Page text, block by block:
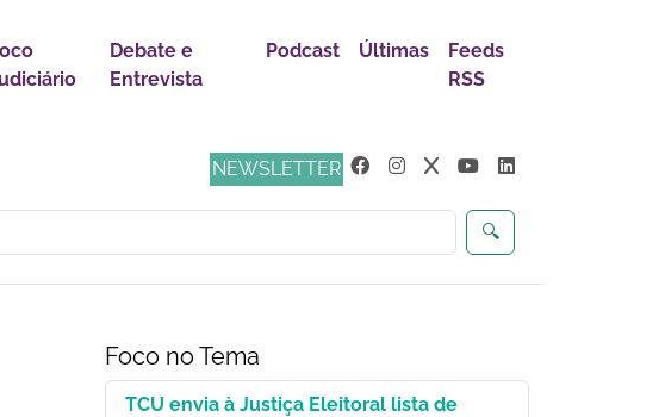
Debate e
Entrevista
Podcast Últimas
Feeds
RSS
NEWSLETTER
🔍
de Justiça
Foco no Tema
TCU envia à Justiça Eleitoral lista de